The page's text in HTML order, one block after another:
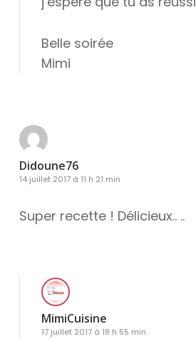
Belle soirée
Mimi
Didoune76
14 juillet 2017 à 11 h 21 min
Super recette ! Délicieux.. ..
MimiCuisine
17 juillet 2017 à 18 h 55 min